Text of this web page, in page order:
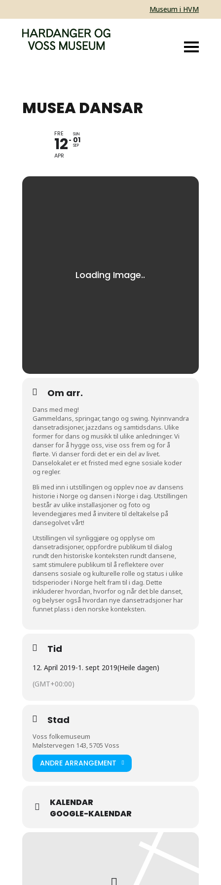
Museum i HVM
MUSEA DANSAR
FRE
12
APR
SUN
01
SEP
Om arr.
Dans med meg!
Gammeldans, springar, tango og swing. Nyinnvandra
dansetradisjoner, jazzdans og samtidsdans. Ulike
former for dans og musikk til ulike anledninger. Vi
danser for å hygge oss, vise oss frem og for å
flørte. Vi danser fordi det er ein del av livet.
Danselokalet er et fristed med egne sosiale koder
og regler.
Bli med inn i utstillingen og opplev noe av dansens
historie i Norge og dansen i Norge i dag. Utstillingen
består av ulike installasjoner og foto og
levendegjøres med å invitere til deltakelse på
dansegolvet vårt!
Utstillingen vil synliggjøre og opplyse om
dansetradisjoner, oppfordre publikum til dialog
rundt den historiske konteksten rundt dansene,
samt stimulere publikum til å reflektere over
dansens sosiale og kulturelle rolle og status i ulike
tidsperioder i Norge helt fram til i dag. Dette
inkluderer hvordan, hvorfor og når det ble danset,
og belyser også hvordan nye dansetradsjoner har
funnet plass i den norske konteksten.
Tid
12. April 2019-1. sept 2019(Heile dagen)
(GMT+00:00)
Stad
Voss folkemuseum
Mølstervegen 143, 5705 Voss
ANDRE ARRANGEMENT
KALENDAR
GOOGLE-KALENDAR